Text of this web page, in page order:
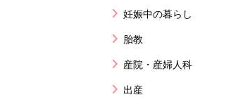
妊娠中の暮らし
胎教
産院・産婦人科
出産